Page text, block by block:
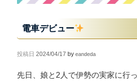
電車デビュー
投稿日 2024/04/17 by eandeda
先日、娘と2人で伊勢の実家に行